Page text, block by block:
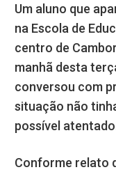
Um aluno que
na Escola de
centro de
manhã desta
conversou com
situação não
possível
Conforme relato